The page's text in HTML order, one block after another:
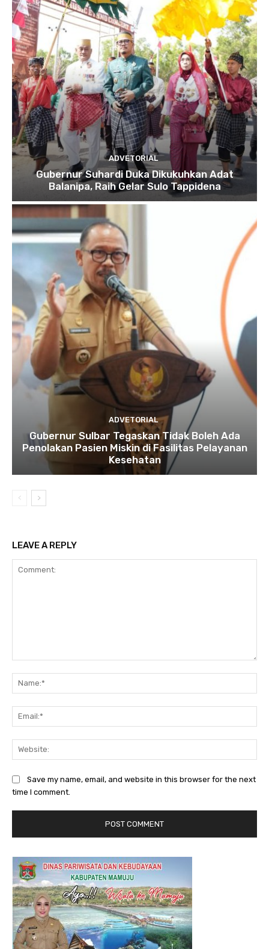
ADVETORIAL
Gubernur Suhardi Duka Dikukuhkan Adat
Balanipa, Raih Gelar Sulo Tappidena
ADVETORIAL
Gubernur Sulbar Tegaskan Tidak Boleh Ada
Penolakan Pasien Miskin di Fasilitas Pelayanan
Kesehatan
LEAVE A REPLY
Save my name, email, and website in this browser for the next
time I comment.